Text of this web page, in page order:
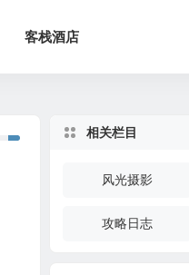
客栈酒店
相关栏目
风光摄影
攻略日志